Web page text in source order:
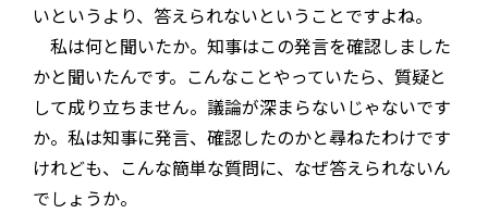
いというより、答えられないということですよね。
私は何と聞いたか。知事はこの発言を確認しました
かと聞いたんです。こんなことやっていたら、質疑と
して成り立ちません。議論が深まらないじゃないです
か。私は知事に発言、確認したのかと尋ねたわけです
けれども、こんな簡単な質問に、なぜ答えられないん
でしょうか。